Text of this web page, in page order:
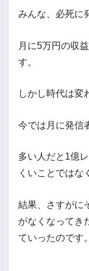
みんな、必死に
月に5万円の収
す。
しかし時代は変
今では月に発信
多い人だと1億
くいことではな
結果、さすがに
がなくなってき
ていったのです。